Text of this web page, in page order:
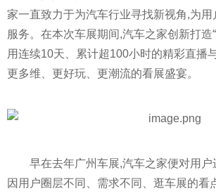
家一直致力于为汽车行业寻找新视角,为
服务。在本次车展期间,汽车之家创新打造
用连续10天、累计超100小时的精彩直播
更多维、更好玩、更潮流的看展盛宴。
早在去年广州车展,汽车之家便对用户
因用户圈层不同、需求不同、逛车展的看